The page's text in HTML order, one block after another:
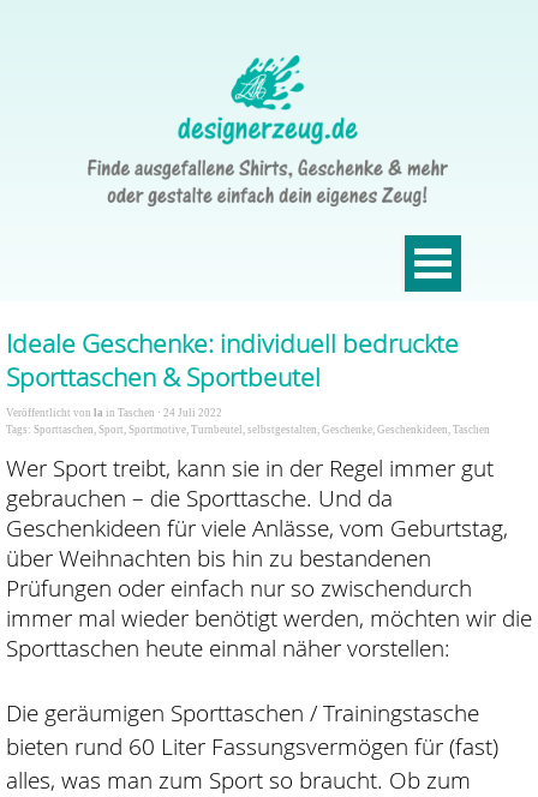
Ideale Geschenke: individuell bedruckte
Sporttaschen & Sportbeutel
Veröffentlicht von la in Taschen · 24 Juli 2022
Tags: Sporttaschen, Sport, Sportmotive, Turnbeutel , selbstgestalten, Geschenke, Geschenkideen, Taschen
Wer Sport treibt, kann sie in der Regel immer gut
gebrauchen – die Sporttasche. Und da
Geschenkideen für viele Anlässe, vom Geburtstag,
über Weihnachten bis hin zu bestandenen
Prüfungen oder einfach nur so zwischendurch
immer mal wieder benötigt werden, möchten wir die
Sporttaschen heute einmal näher vorstellen:
Die geräumigen Sporttaschen / Trainingstasche
bieten rund 60 Liter Fassungsvermögen für (fast)
alles, was man zum Sport so braucht. Ob zum